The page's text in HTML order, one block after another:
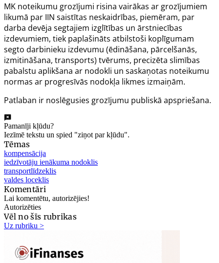
MK noteikumu grozījumi risina vairākas ar grozījumiem
likumā par IIN saistītas neskaidrības, piemēram, par
darba devēja segtajiem izglītības un ārstniecības
izdevumiem, tiek paplašināts atbilstoši koplīgumam
segto darbinieku izdevumu (ēdināšana, pārcelšanās,
izmitināšana, transports) tvērums, precizēta slimības
pabalstu aplikšana ar nodokli un saskaņotas noteikumu
normas ar progresīvās nodokļa likmes izmaiņām.
Patlaban ir noslēgusies grozījumu publiskā apspriešana.
Pamanīji kļūdu?
Iezīmē tekstu un spied "ziņot par kļūdu".
Tēmas
kompensācija
iedzīvotāju ienākuma nodoklis
transportlīdzeklis
valdes loceklis
Komentāri
Lai komentētu, autorizējies!
Autorizēties
Vēl no šīs rubrikas
Uz rubriku >